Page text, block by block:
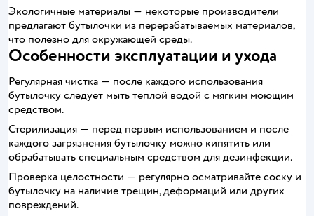
Экологичные материалы ― некоторые производители
предлагают бутылочки из перерабатываемых материалов,
что полезно для окружающей среды.
Особенности эксплуатации и ухода
Регулярная чистка ― после каждого использования
бутылочку следует мыть теплой водой с мягким моющим
средством.
Стерилизация ― перед первым использованием и после
каждого загрязнения бутылочку можно кипятить или
обрабатывать специальным средством для дезинфекции.
Проверка целостности ― регулярно осматривайте соску и
бутылочку на наличие трещин, деформаций или других
повреждений.